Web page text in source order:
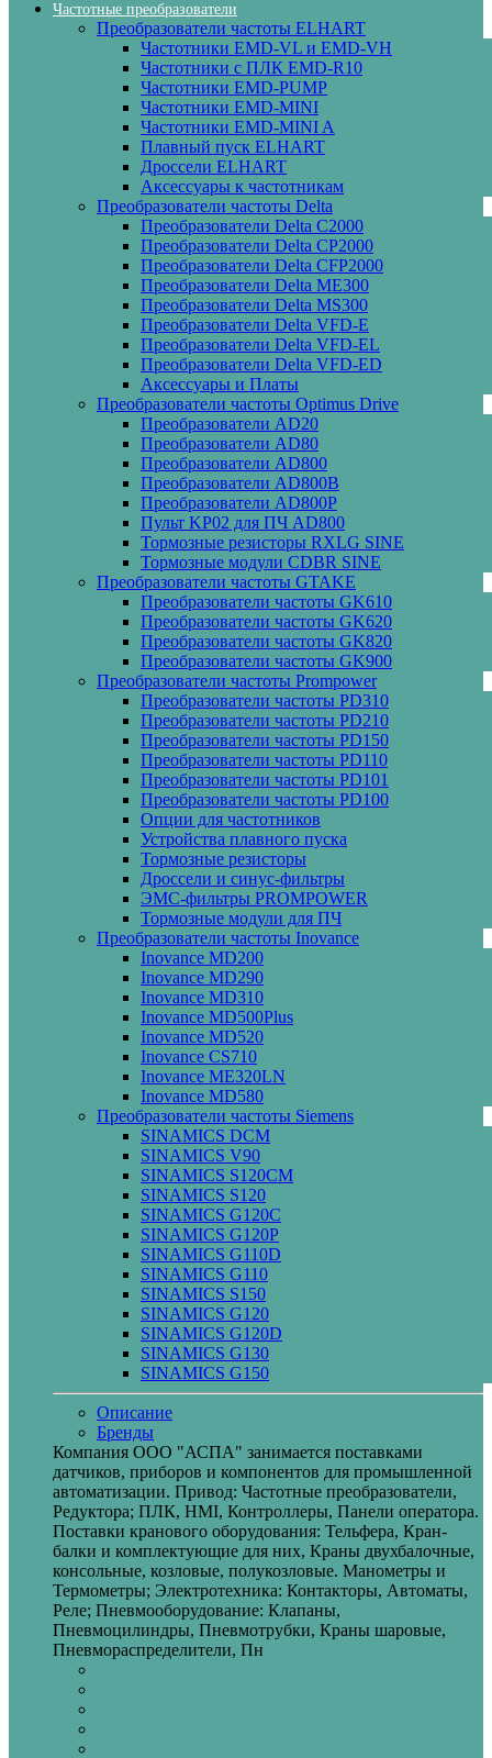
Частотные преобразователи
Преобразователи частоты ELHART
Частотники EMD-VL и EMD-VH
Частотники с ПЛК EMD-R10
Частотники EMD-PUMP
Частотники EMD‑MINI
Частотники EMD‑MINI A
Плавный пуск ELHART
Дроссели ELHART
Аксессуары к частотникам
Преобразователи частоты Delta
Преобразователи Delta C2000
Преобразователи Delta CP2000
Преобразователи Delta CFP2000
Преобразователи Delta ME300
Преобразователи Delta MS300
Преобразователи Delta VFD-E
Преобразователи Delta VFD-EL
Преобразователи Delta VFD-ED
Аксессуары и Платы
Преобразователи частоты Optimus Drive
Преобразователи AD20
Преобразователи AD80
Преобразователи AD800
Преобразователи AD800B
Преобразователи AD800P
Пульт KP02 для ПЧ AD800
Тормозные резисторы RXLG SINE
Тормозные модули CDBR SINE
Преобразователи частоты GTAKE
Преобразователи частоты GK610
Преобразователи частоты GK620
Преобразователи частоты GK820
Преобразователи частоты GK900
Преобразователи частоты Prompower
Преобразователи частоты PD310
Преобразователи частоты PD210
Преобразователи частоты PD150
Преобразователи частоты PD110
Преобразователи частоты PD101
Преобразователи частоты PD100
Опции для частотников
Устройства плавного пуска
Тормозные резисторы
Дроссели и синус-фильтры
ЭМС-фильтры PROMPOWER
Тормозные модули для ПЧ
Преобразователи частоты Inovance
Inovance MD200
Inovance MD290
Inovance MD310
Inovance MD500Plus
Inovance MD520
Inovance CS710
Inovance ME320LN
Inovance MD580
Преобразователи частоты Siemens
SINAMICS DCM
SINAMICS V90
SINAMICS S120CM
SINAMICS S120
SINAMICS G120C
SINAMICS G120P
SINAMICS G110D
SINAMICS G110
SINAMICS S150
SINAMICS G120
SINAMICS G120D
SINAMICS G130
SINAMICS G150
Описание
Бренды
Компания ООО "АСПА" занимается поставками
датчиков, приборов и компонентов для промышленной
автоматизации. Привод: Частотные преобразователи,
Редуктора; ПЛК, HMI, Контроллеры, Панели оператора.
Поставки кранового оборудования: Тельфера, Кран-
балки и комплектующие для них, Краны двухбалочные,
консольные, козловые, полукозловые. Манометры и
Термометры; Электротехника: Контакторы, Автоматы,
Реле; Пневмооборудование: Клапаны,
Пневмоцилиндры, Пневмотрубки, Краны шаровые,
Пневмораспределители, Пн